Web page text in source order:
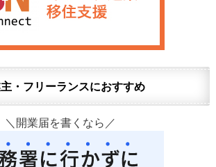
主・フリーランスにおすすめ
＼開業届を書くなら／